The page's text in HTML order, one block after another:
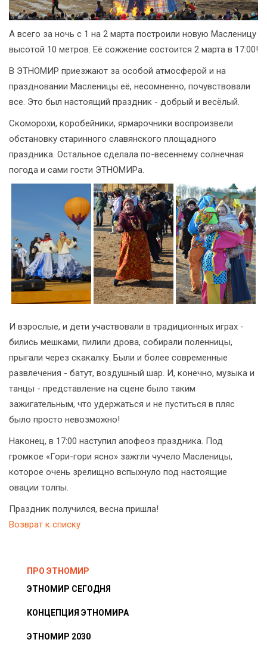
А всего за ночь с 1 на 2 марта построили новую Масленицу
высотой 10 метров. Её сожжение состоится 2 марта в 17:00!
В ЭТНОМИР приезжают за особой атмосферой и на
праздновании Масленицы её, несомненно, почувствовали
все. Это был настоящий праздник - добрый и весёлый.
Скоморохи, коробейники, ярмарочники воспроизвели
обстановку старинного славянского площадного
праздника. Остальное сделала по-весеннему солнечная
погода и сами гости ЭТНОМИРа.
И взрослые, и дети участвовали в традиционных играх -
бились мешками, пилили дрова, собирали поленницы,
прыгали через скакалку. Были и более современные
развлечения - батут, воздушный шар. И, конечно, музыка и
танцы - представление на сцене было таким
зажигательным, что удержаться и не пуститься в пляс
было просто невозможно!
Наконец, в 17:00 наступил апофеоз праздника. Под
громкое «Гори-гори ясно» зажгли чучело Масленицы,
которое очень зрелищно вспыхнуло под настоящие
овации толпы.
Праздник получился, весна пришла!
Возврат к списку
ПРО ЭТНОМИР
ЭТНОМИР СЕГОДНЯ
КОНЦЕПЦИЯ ЭТНОМИРА
ЭТНОМИР 2030